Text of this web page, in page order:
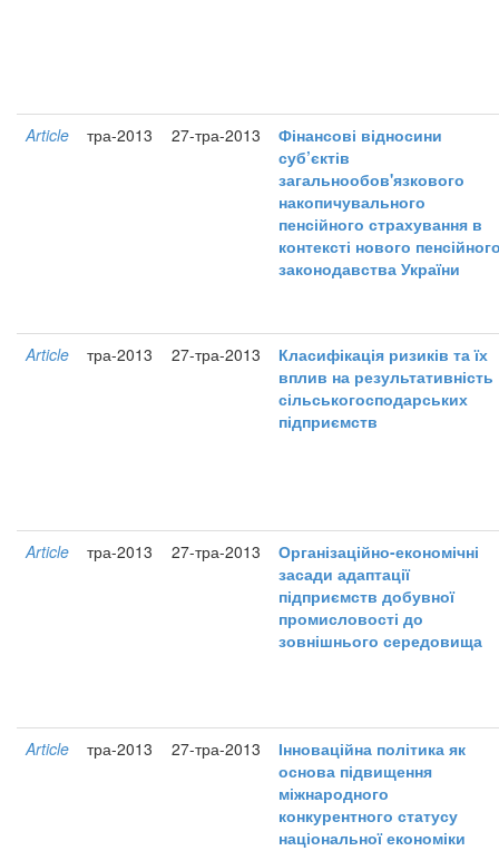
Article тра-2013 27-тра-2013
Фінансові відносини
суб’єктів
загальнообов'язкового
накопичувального
пенсійного страхування в
контексті нового
законодавства України
Article тра-2013 27-тра-2013
Класифікація ризиків та їх
вплив на результативність
сільськогосподарських
підприємств
Article тра-2013 27-тра-2013
Організаційно-економічні
засади адаптації
підприємств добувної
промисловості до
зовнішнього середовища
Article тра-2013 27-тра-2013
Інноваційна політика як
основа підвищення
міжнародного
конкурентного статусу
національної економіки